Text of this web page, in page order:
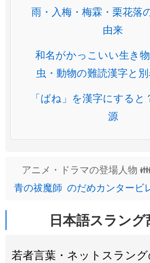
雨・入梅・梅霖・栗花落
由来
和名がかっこいい生き
虫・動物の難読漢字と
「ばね」を漢字にすると
源
アニメ・ドラマの登場人物
青の祓魔師 のだめカンタービ
日本語スラング
若者言葉・ネットスラン